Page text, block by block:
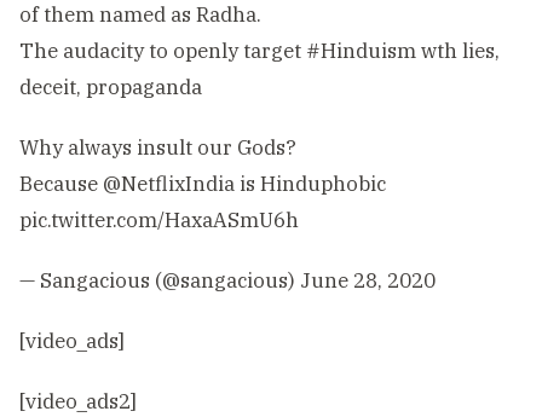
of them named as Radha.
The audacity to openly target #Hinduismwth lies,
deceit, propaganda
Why always insult our Gods?
Because @NetflixIndia is Hinduphobic
pic.twitter.com/HaxaASmU6h
— Sangacious (@sangacious) June 28, 2020
[video_ads]
[video_ads2]